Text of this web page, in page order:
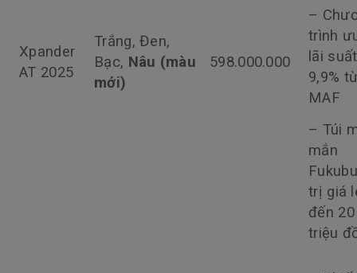
Xpander
AT 2025
Trắng, Đen,
Bạc, Nâu (màu
mới)
598.000.000
–
trình
lãi suất
9,9%
MAF
– Túi
mắn
trị giá
đến 20
triệu